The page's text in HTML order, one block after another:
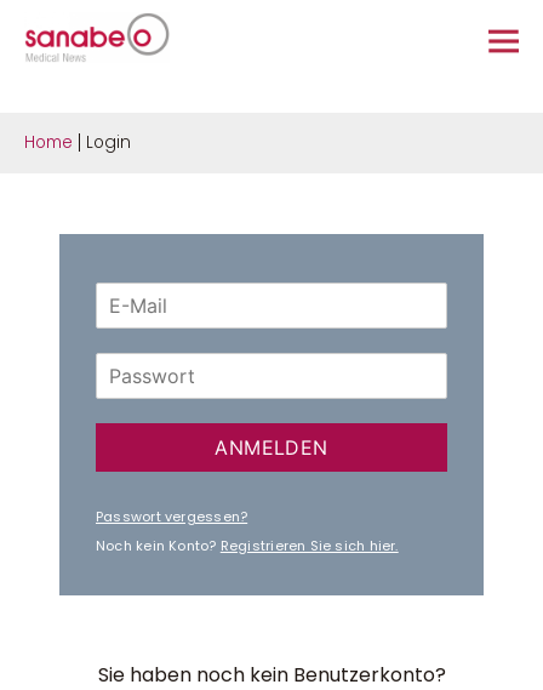
Home Login
ANMELDEN
Passwort vergessen?
Noch kein Konto? Registrieren Sie sich hier.
Sie haben noch kein Benutzerkonto?